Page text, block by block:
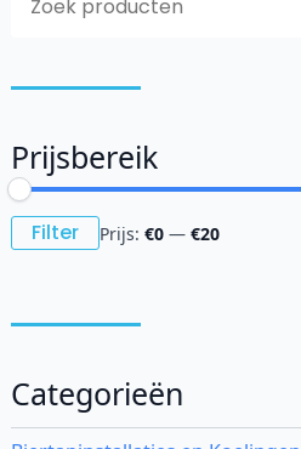
Prijsbereik
Min.
prijs
Max.
prijsFilter Prijs: €0— €20
Categorieën